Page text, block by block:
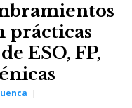
prácticas
ESO, FP,